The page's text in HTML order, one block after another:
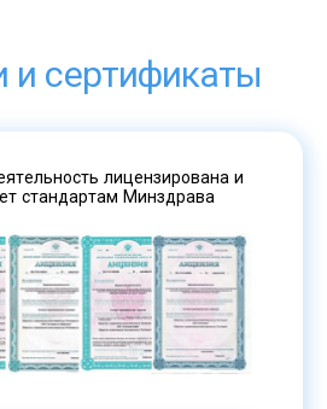
и сертификаты
лицензирована и
стандартам Минздрава